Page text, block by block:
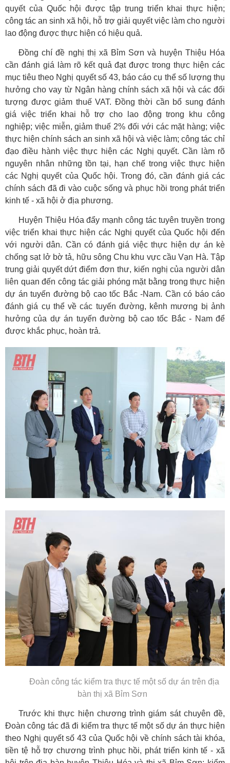
quyết của Quốc hội được tập trung triển khai thực hiện;
công tác an sinh xã hội, hỗ trợ giải quyết việc làm cho người
lao động được thực hiện có hiệu quả.
Đồng chí đề nghị thị xã Bỉm Sơn và huyện Thiệu Hóa
cần đánh giá làm rõ kết quả đạt được trong thực hiện các
mục tiêu theo Nghị quyết số 43, báo cáo cụ thể số lượng thụ
hưởng cho vay từ Ngân hàng chính sách xã hội và các đối
tượng được giảm thuế VAT. Đồng thời cần bổ sung đánh
giá việc triển khai hỗ trợ cho lao động trong khu công
nghiệp; việc miễn, giảm thuế 2% đối với các mặt hàng; việc
thực hiện chính sách an sinh xã hội và việc làm; công tác chỉ
đạo điều hành việc thực hiện các Nghị quyết. Cần làm rõ
nguyên nhân những tồn tại, hạn chế trong việc thực hiện
các Nghị quyết của Quốc hội. Trong đó, cần đánh giá các
chính sách đã đi vào cuộc sống và phục hồi trong phát triển
kinh tế - xã hội ở địa phương.
Huyện Thiệu Hóa đẩy mạnh công tác tuyên truyền trong
việc triển khai thực hiện các Nghị quyết của Quốc hội đến
với người dân. Cần có đánh giá việc thực hiện dự án kè
chống sạt lở bờ tả, hữu sông Chu khu vực cầu Vạn Hà. Tập
trung giải quyết dứt điểm đơn thư, kiến nghị của người dân
liên quan đến công tác giải phóng mặt bằng trong thực hiện
dự án tuyến đường bộ cao tốc Bắc -Nam. Cần có báo cáo
đánh giá cụ thể về các tuyến đường, kênh mương bị ảnh
hưởng của dự án tuyến đường bộ cao tốc Bắc - Nam để
được khắc phục, hoàn trả.
Đoàn công tác kiểm tra thực tế một số dự án trên địa
bàn thị xã Bỉm Sơn
Trước khi thực hiện chương trình giám sát chuyên đề,
Đoàn công tác đã đi kiểm tra thực tế một số dự án thực hiện
theo Nghị quyết số 43 của Quốc hội về chính sách tài khóa,
tiền tệ hỗ trợ chương trình phục hồi, phát triển kinh tế - xã